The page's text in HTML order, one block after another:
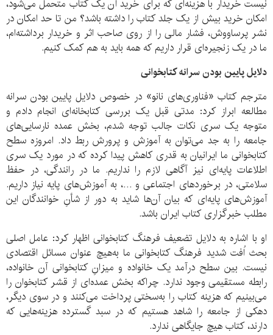
نیست خریدار با هزینه‌ای که برای خرید آن یک کتاب متحمل می‌شود،
امکان خرید بیش از یک جلد کتاب را داشته باشد؟ من تا حد امکان در
نشر پرساووش، فشار مالی را از روی صاحب اثر و خریدار برداشته‌ام،
ما در یک زنجیره‌ای قرار داریم که همه باید به هم کمک کنیم.
دلایل پایین بودن سرانه کتابخوانی
مترجم کتاب «فناوری‌های نانو» در خصوص دلایل پایین بودن سرانه
مطالعه ابراز کرد: مدتی قبل یک بررسی کتابخانه‌ای انجام دادم و
متوجه یک سری نکات جالب توجه شدم، بخش عمده نارسایی‌های
جامعه را به جد می‌توان به آموزش و پرورش ربط داد. امروزه سطح
کتابخوانی ما ایرانیان به قدری کاهش پیدا کرده که در مورد یک سری
اطلاعات پایه‌ای نیز آگاهی لازم را نداریم. ما در رانندگی، در حفظ
سلامتی، در برخوردهای اجتماعی و …، به آموزش‌های پایه نیاز داریم.
آموزش‌های پایه‌ای که بیان آن‌ها شاید به دور از شأنِ خوانندگان این
مطلب خبرگزاری کتاب ایران باشد.
او با اشاره به دلایل تضعیف فرهنگ کتابخوانی اظهار کرد: عامل اصلی
بحث اُفت شدید فرهنگ کتابخوانی ما به‌هیچ عنوان مسائل اقتصادی
نیست. بین سطح درآمد یک خانواده و میزانِ کتابخوانی آن خانواده،
رابطه مستقیمی وجود ندارد. چراکه بخش عمده‌ای از قشر کتابخوان را
می‌بینیم که هزینه کتاب را به‌سختی پرداخت می‌کنند و در سوی دیگر،
دهکی از جامعه را شاهد هستیم که در سبد گسترده هزینه‌هایی که
دارند، کتاب هیچ جایگاهی ندارد.